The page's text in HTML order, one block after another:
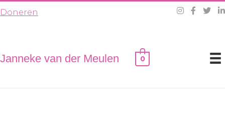
naar
Doneren
Janneke van der Meulen 0